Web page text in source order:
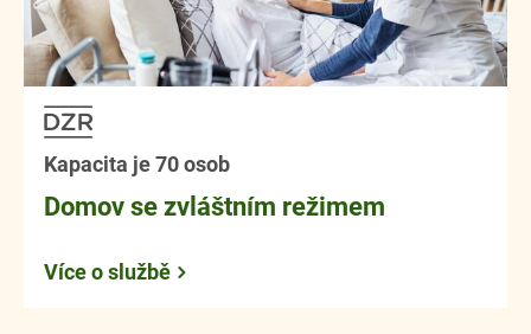
Kapacita je 70 osob
Domov se zvláštním režimem
Více o službě